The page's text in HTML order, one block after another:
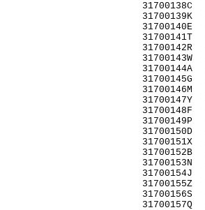
31700138C
31700139K
31700140E
31700141T
31700142R
31700143W
31700144A
31700145G
31700146M
31700147Y
31700148F
31700149P
31700150D
31700151X
31700152B
31700153N
31700154J
31700155Z
31700156S
31700157Q